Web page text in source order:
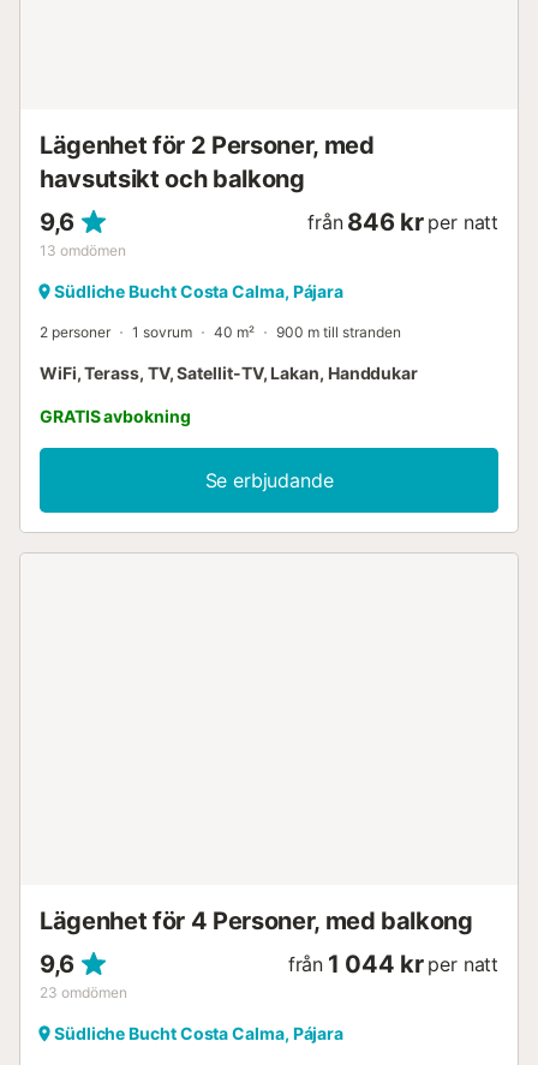
Lägenhet för 2 Personer, med
havsutsikt och balkong
9,6
13 omdömen
från 846 kr per natt
Südliche Bucht Costa Calma, Pájara
2 personer 1 sovrum 40 m² 900 m till stranden
WiFi, Terass, TV, Satellit-TV, Lakan, Handdukar
GRATIS avbokning
Se erbjudande
Lägenhet för 4 Personer, med balkong
9,6
23 omdömen
från 1 044 kr per natt
Südliche Bucht Costa Calma, Pájara